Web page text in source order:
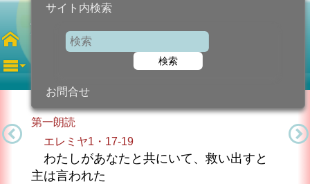
サイト内検索
検索
お問合せ
洗礼者ヨハネの殉教聖人の記念
第一朗読
エレミヤ1・17-19
わたしがあなたと共にいて、救い出すと
主は言われた